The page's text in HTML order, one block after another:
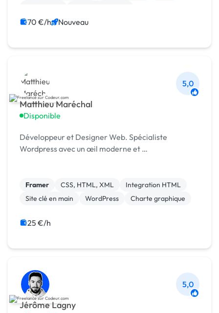
70 €/h Nouveau
Matthieu Maréchal
Disponible
5,0
Développeur et Designer Web. Spécialiste
Wordpress avec un œil moderne et …
Framer CSS, HTML, XML
Integration HTML
Site clé en main
WordPress Charte graphique
25 €/h
Jérôme Lagny
5,0